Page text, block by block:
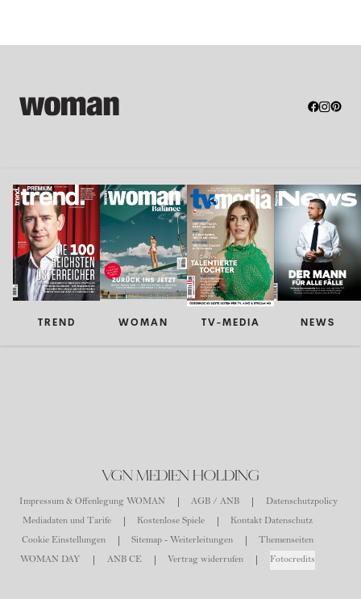
TREND WOMAN TV-MEDIA NEWS
VGN MEDIEN HOLDING
Impressum & Offenlegung WOMAN AGB / ANB
Datenschutzpolicy
Mediadaten und Tarife
Kostenlose Spiele
Kontakt Datenschutz
Cookie Einstellungen
Sitemap - Weiterleitungen
Themenseiten
WOMAN DAY
ANB CE Vertrag widerrufen Fotocredits